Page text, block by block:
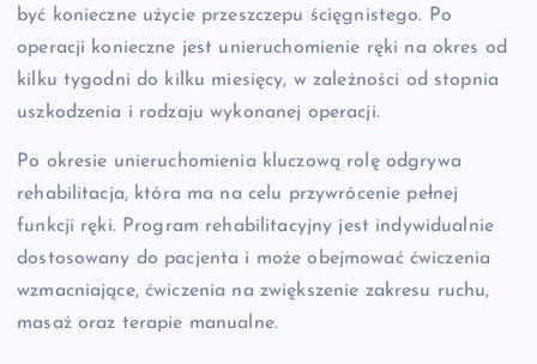
być konieczne użycie przeszczepu ścięgnistego. Po
operacji konieczne jest unieruchomienie ręki na okres od
kilku tygodni do kilku miesięcy, w zależności od stopnia
uszkodzenia i rodzaju wykonanej operacji.
Po okresie unieruchomienia kluczową rolę odgrywa
rehabilitacja, która ma na celu przywrócenie pełnej
funkcji ręki. Program rehabilitacyjny jest indywidualnie
dostosowany do pacjenta i może obejmować ćwiczenia
wzmacniające, ćwiczenia na zwiększenie zakresu ruchu,
masaż oraz terapie manualne.